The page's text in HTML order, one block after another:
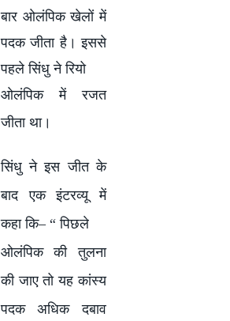
बार ओलंपिक खेलों में
पदक जीता है। इससे
पहले सिंधु ने रियो
ओलंपिक में रजत
जीता था।
सिंधु ने इस जीत के
बाद एक इंटरव्यू में
कहा कि– “पिछले
ओलंपिक की तुलना
की जाए तो यह कांस्य
पदक अधिक दबाव